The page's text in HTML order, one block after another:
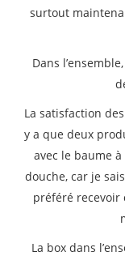
surtout
Dans
La satisfaction
y a que deux
avec le baume
douche, car je
préféré recevoir
La box dans